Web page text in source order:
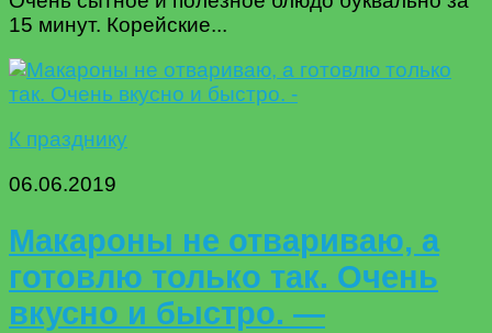
15 минут. Корейские...
К празднику
06.06.2019
Макароны не отвариваю, а
готовлю только так. Очень
вкусно и быстро. —